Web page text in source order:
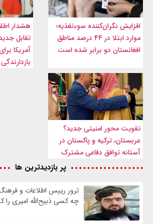
افزایش نگران‌کننده سوءتغذیه؛
موارد ابتلا در ۴۴ درصد مناطق
افغانستان دو برابر شده است
هشدار
تقابل
آمریکا
بازدارندگی
تقویت محور امنیتی جدید؟
عربستان، ترکیه و پاکستان در
آستانه توافق دفاعی مشترک
پر بازدیدترین ها
ترور رییس اطلاعات و
چه کسی ذبیح‌الله امیری